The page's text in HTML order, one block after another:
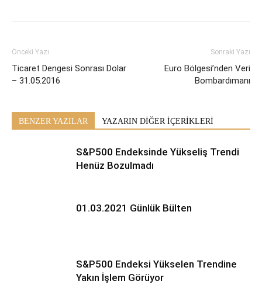
Önceki Yazı
Ticaret Dengesi Sonrası Dolar
– 31.05.2016
Sonraki Yazı
Euro Bölgesi’nden Veri
Bombardımanı
BENZER YAZILAR YAZARIN DİĞER İÇERİKLERİ
S&P500 Endeksinde Yükseliş Trendi
Henüz Bozulmadı
01.03.2021 Günlük Bülten
S&P500 Endeksi Yükselen Trendine
Yakın İşlem Görüyor